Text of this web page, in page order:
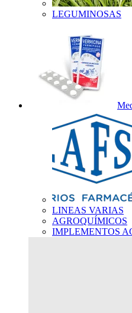
LEGUMINOSAS
LINEAS VARIAS
AGROQUÍMICOS
IMPLEMENTOS